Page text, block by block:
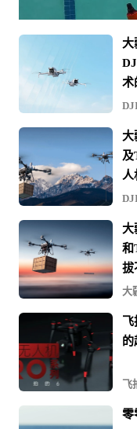
大
术
大
及
大
和
拔
大
飞
的
飞
零